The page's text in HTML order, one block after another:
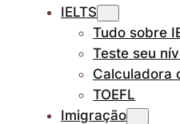
IELTS
Tudo sobre
Teste seu
Calculadora
TOEFL
Imigração